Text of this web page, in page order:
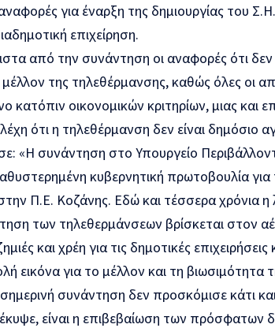
για έναρξη της δημιουργίας του
επιχείρηση.
από την συνάντηση οι αναφορές ότι
της τηλεθέρμανσης, καθώς όλες οι
κατόπιν οικονομικών κριτηρίων, μιας και
ότι η τηλεθέρμανση δεν είναι δημόσιο
«Η συνάντηση στο Υπουργείο
κυβερνητική πρωτοβουλία
Π.Ε. Κοζάνης. Εδώ και τέσσερα χρόνια η
των τηλεθερμάνσεων βρίσκεται στον
και χρέη για τις δημοτικές επιχειρήσεις
εικόνα για το μέλλον και τη βιωσιμότητα
συνάντηση δεν προσκόμισε κάτι
είναι η επιβεβαίωση των πρόσφατων